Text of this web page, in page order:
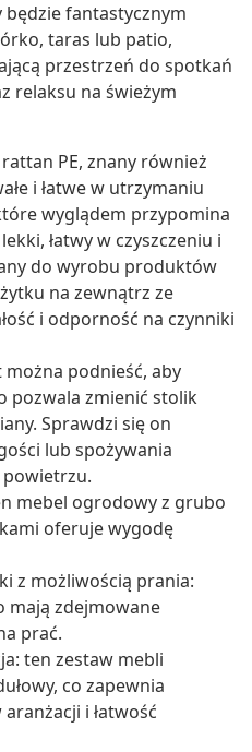
będzie fantastycznym
taras lub patio,
przestrzeń do spotkań
relaksu na świeżym
PE, znany również
i łatwe w utrzymaniu
wyglądem przypomina
łatwy w czyszczeniu i
do wyrobu produktów
na zewnątrz ze
i odporność na czynniki
podnieść, aby
pozwala zmienić stolik
Sprawdzi się on
lub spożywania
powietrzu.
mebel ogrodowy z grubo
oferuje wygodę
z możliwością prania:
mają zdejmowane
prać.
ten zestaw mebli
co zapewnia
i łatwość